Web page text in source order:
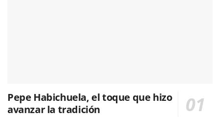
Pepe Habichuela, el toque que hizo
avanzar la tradición